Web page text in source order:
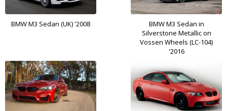
BMW M3 Sedan (UK) '2008
BMW M3 Sedan in
Silverstone Metallic on
Vossen Wheels (LC-104)
'2016